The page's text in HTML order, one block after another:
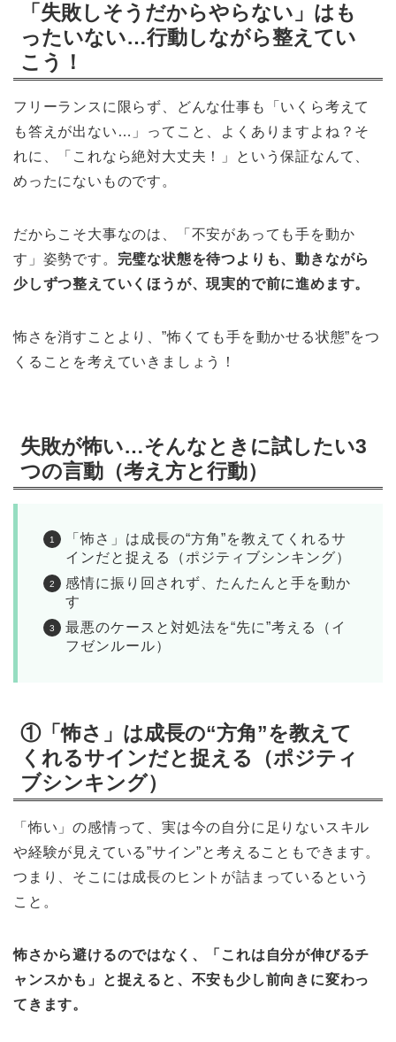
「失敗しそうだからやらない」はも
ったいない…行動しながら整えてい
こう！
フリーランスに限らず、どんな仕事も「いくら考えて
も答えが出ない…」ってこと、よくありますよね？そ
れに、「これなら絶対大丈夫！」という保証なんて、
めったにないものです。
だからこそ大事なのは、「不安があっても手を動か
す」姿勢です。 完璧な状態を待つよりも、動きながら
少しずつ整えていくほうが、現実的で前に進めます。
怖さを消すことより、”怖くても手を動かせる状態”をつ
くることを考えていきましょう！
失敗が怖い…そんなときに試したい3
つの言動（考え方と行動）
「怖さ」は成長の“方角”を教えてくれるサ
インだと捉える（ポジティブシンキング）
感情に振り回されず、たんたんと手を動か
す
最悪のケースと対処法を“先に”考える（イ
フゼンルール）
①「怖さ」は成長の“方角”を教えて
くれるサインだと捉える（ポジティ
ブシンキング）
「怖い」の感情って、実は今の自分に足りないスキル
や経験が見えている”サイン”と考えることもできます。
つまり、そこには成長のヒントが詰まっているという
こと。
怖さから避けるのではなく、「これは自分が伸びるチ
ャンスかも」と捉えると、不安も少し前向きに変わっ
てきます。